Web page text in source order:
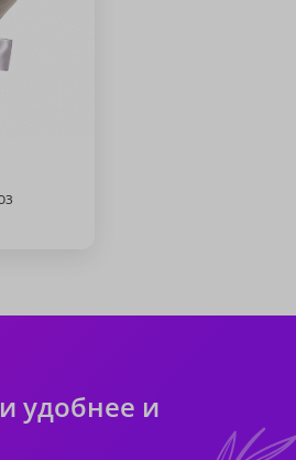
удобнее и